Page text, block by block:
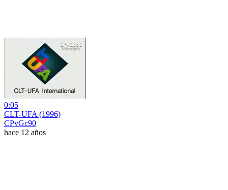
0:05
CLT-UFA (1996)
CPvGc90
hace 12 años